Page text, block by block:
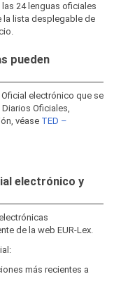
24 lenguas oficiales
la lista desplegable de
pueden
electrónico que se
Oficiales,
véase TED –
electrónico y
de la web EUR‑Lex.
más recientes a